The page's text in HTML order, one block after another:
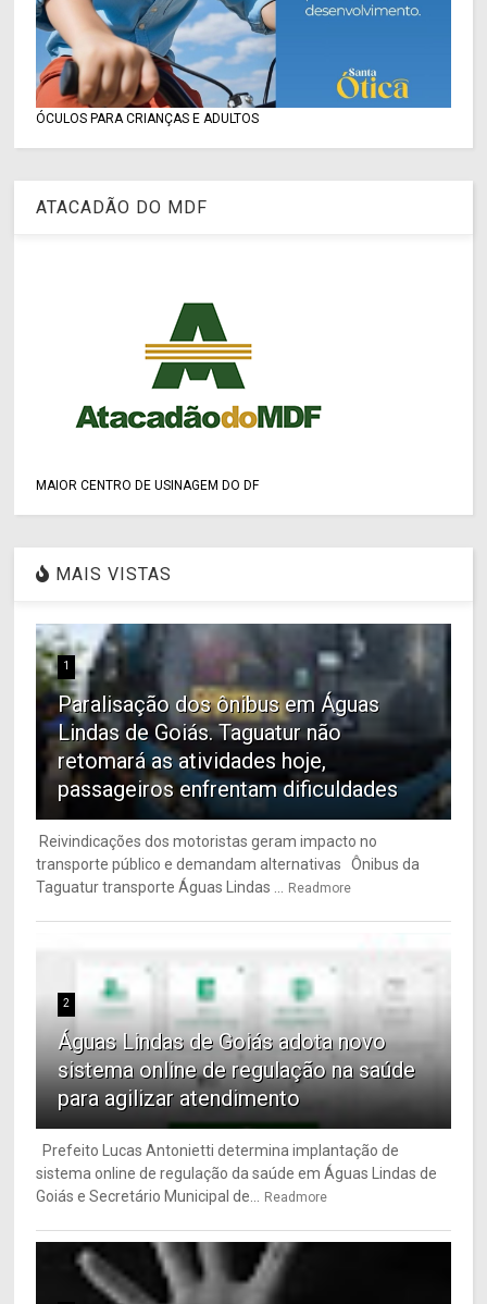
ÓCULOS PARA CRIANÇAS E ADULTOS
ATACADÃO DO MDF
MAIOR CENTRO DE USINAGEM DO DF
MAIS VISTAS
1
Paralisação dos ônibus em Águas
Lindas de Goiás. Taguatur não
retomará as atividades hoje,
passageiros enfrentam dificuldades
Reivindicações dos motoristas geram impacto no
transporte público e demandam alternativas Ônibus da
Taguatur transporte Águas Lindas ...
Readmore
2
Águas Lindas de Goiás adota novo
sistema online de regulação na saúde
para agilizar atendimento
Prefeito Lucas Antonietti determina implantação de
sistema online de regulação da saúde em Águas Lindas de
Goiás e Secretário Municipal de...
Readmore